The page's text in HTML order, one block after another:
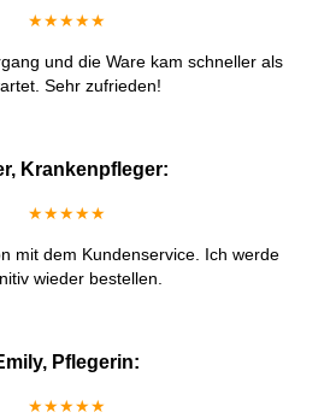
★★★★★
und die Ware kam schneller als
Sehr zufrieden!
Krankenpfleger:
★★★★★
mit dem Kundenservice. Ich werde
wieder bestellen.
Pflegerin:
★★★★★